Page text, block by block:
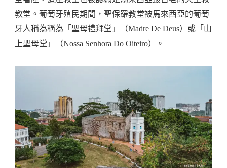
教堂。葡萄牙殖民期間，聖保羅教堂被馬來西亞的葡萄
牙人稱為稱為「聖母禮拜堂」（Madre De Deus）或「山
上聖母堂」（Nossa Senhora Do Oiteiro）。